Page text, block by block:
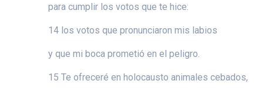
para cumplir los votos que te hice:
14 los votos que pronunciaron mis labios
y que mi boca prometió en el peligro.
15 Te ofreceré en holocausto animales cebados,